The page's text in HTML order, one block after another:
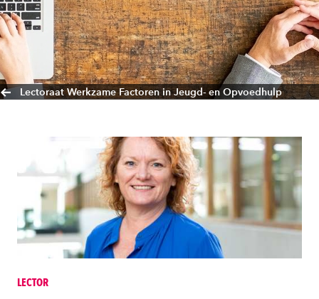
Lectoraat Werkzame Factoren in Jeugd- en Opvoedhulp
LECTOR